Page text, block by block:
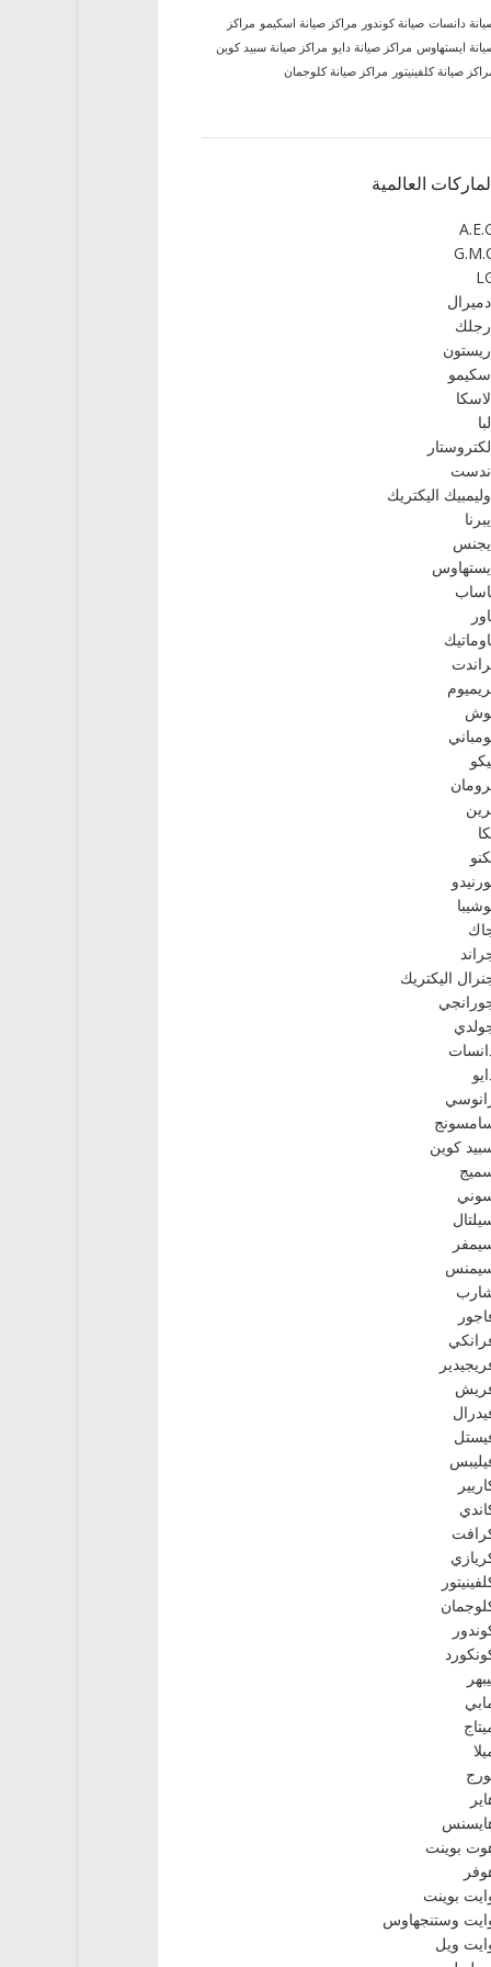
دانسات صيانة كوندور مراكز صيانة اسكيمو مراكز
ايستهاوس مراكز صيانة دايو مراكز صيانة سبيد كوين
صيانة كلفينيتور مراكز صيانة كلوجمان
العالمية
اليكتريك
اليكتريك
كوين
بوينت
بوينت
وستنجهاوس
ويل